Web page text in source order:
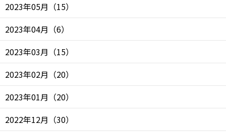
2023年05月 （15）
2023年04月 （6）
2023年03月 （15）
2023年02月 （20）
2023年01月 （20）
2022年12月 （30）